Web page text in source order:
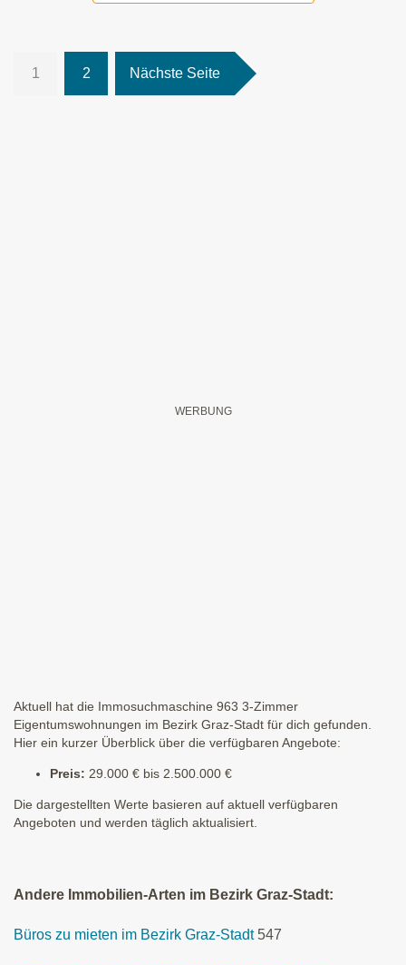
1 2 Nächste Seite
Aktuell hat die Immosuchmaschine 963 3-Zimmer
Eigentumswohnungen im Bezirk Graz-Stadt für dich gefunden.
Hier ein kurzer Überblick über die verfügbaren Angebote:
Preis: 29.000 € bis 2.500.000 €
Die dargestellten Werte basieren auf aktuell verfügbaren
Angeboten und werden täglich aktualisiert.
Andere Immobilien-Arten im Bezirk Graz-Stadt:
Büros zu mieten im Bezirk Graz-Stadt 547